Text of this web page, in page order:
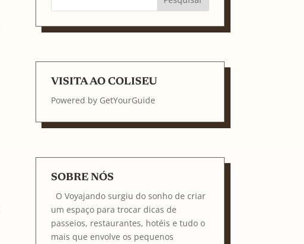
VISITA AO COLISEU
Powered by GetYourGuide
SOBRE NÓS
O Voyajando surgiu do sonho de criar
um espaço para trocar dicas de
passeios, restaurantes, hotéis e tudo o
mais que envolve os pequenos